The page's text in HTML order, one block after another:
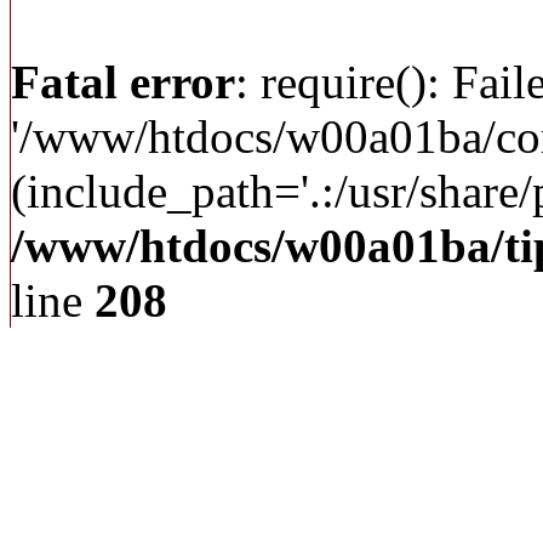
Fatal error: require():
'/www/htdocs/w00a01ba/
(include_path='.:/usr/
/www/htdocs/w00a01ba/
line 208